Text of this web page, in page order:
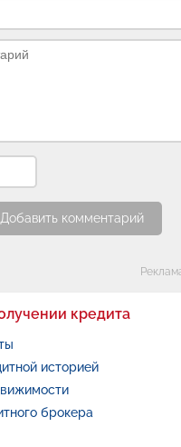
Добавить комментарий
кредита
историей
брокера